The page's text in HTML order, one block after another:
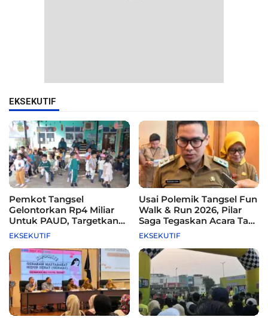
EKSEKUTIF
Pemkot Tangsel
Gelontorkan Rp4 Miliar
Untuk PAUD, Targetkan
115 Sekolah
EKSEKUTIF
Usai Polemik Tangsel Fun
Walk & Run 2026, Pilar
Saga Tegaskan Acara Tak
Difasilitasi Pemkot
EKSEKUTIF